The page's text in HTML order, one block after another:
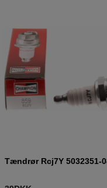
Klik her for
Tændrør Rcj7Y 5032351-